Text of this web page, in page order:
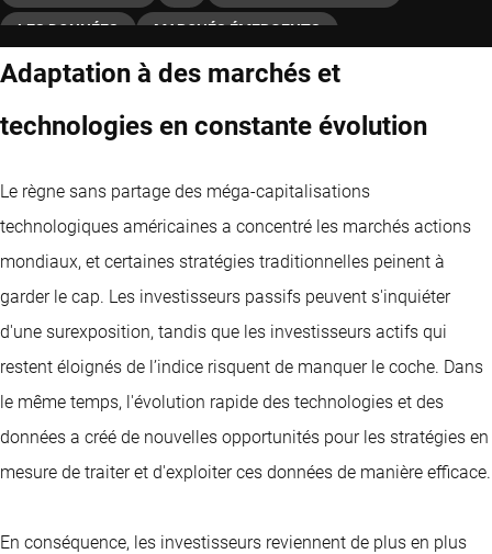
LES DONNÉES MARCHÉS ÉMERGENTS
INTERNATIONALES ACTIONS
Adaptation à des marchés et
technologies en constante évolution
Le règne sans partage des méga-capitalisations
technologiques américaines a concentré les marchés actions
mondiaux, et certaines stratégies traditionnelles peinent à
garder le cap. Les investisseurs passifs peuvent s'inquiéter
d'une surexposition, tandis que les investisseurs actifs qui
restent éloignés de l’indice risquent de manquer le coche. Dans
le même temps, l'évolution rapide des technologies et des
données a créé de nouvelles opportunités pour les stratégies en
mesure de traiter et d'exploiter ces données de manière efficace.
En conséquence, les investisseurs reviennent de plus en plus